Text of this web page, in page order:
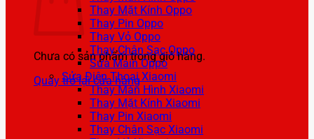
Chưa có sản phẩm trong giỏ hàng.
Quay trở lại cửa hàng
Thay Mặt Kính Oppo
Thay Pin Oppo
Thay Vỏ Oppo
Thay Chân Sạc Oppo
Sửa Main Oppo
Sửa Điện Thoại Xiaomi
Thay Màn Hình Xiaomi
Thay Mặt Kính Xiaomi
Thay Pin Xiaomi
Thay Chân Sạc Xiaomi